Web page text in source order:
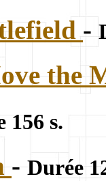
-
the
156 s.
- Durée